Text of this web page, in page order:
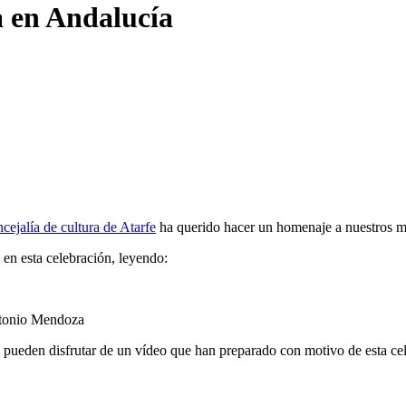
en Andalucía
de cultura de Atarfe ha querido hacer un homenaje a nuestros
esta celebración, leyendo:
Mendoza
disfrutar de un vídeo que han preparado con motivo de esta